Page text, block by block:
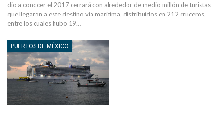
dio a conocer el 2017 cerrará con alrededor de medio millón de turistas
que llegaron a este destino vía marítima, distribuidos en 212 cruceros,
entre los cuales hubo 19…
PUERTOS DE MÉXICO